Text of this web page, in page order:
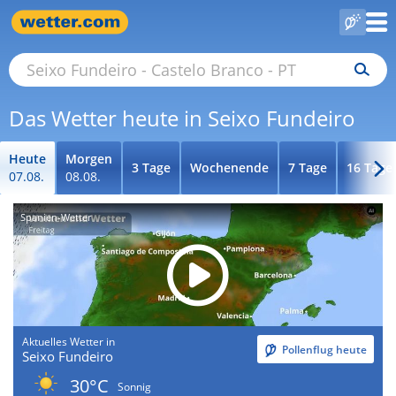
Das Wetter heute in Seixo Fundeiro
Heute
07.08.
Morgen
08.08.
3 Tage Wochenende 7 Tage 16 Tage
Spanien-Wetter
Aktuelles Wetter in
Seixo Fundeiro Pollenflug heute
30°C
Sonnig